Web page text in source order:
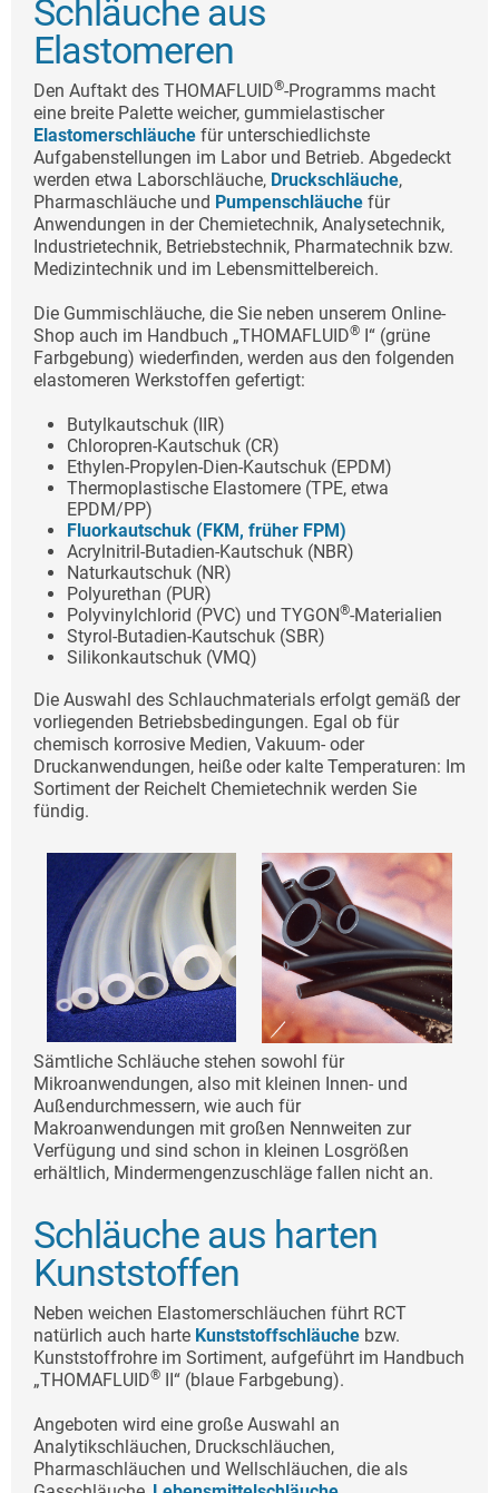
Schläuche aus
Elastomeren
Den Auftakt des THOMAFLUID®-Programms macht
eine breite Palette weicher, gummielastischer
Elastomerschläuche für unterschiedlichste
Aufgabenstellungen im Labor und Betrieb. Abgedeckt
werden etwa Laborschläuche, Druckschläuche,
Pharmaschläuche und Pumpenschläuche für
Anwendungen in der Chemietechnik, Analysetechnik,
Industrietechnik, Betriebstechnik, Pharmatechnik bzw.
Medizintechnik und im Lebensmittelbereich.
Die Gummischläuche, die Sie neben unserem Online-
Shop auch im Handbuch „THOMAFLUID® I“ (grüne
Farbgebung) wiederfinden, werden aus den folgenden
elastomeren Werkstoffen gefertigt:
Butylkautschuk (IIR)
Chloropren-Kautschuk (CR)
Ethylen-Propylen-Dien-Kautschuk (EPDM)
Thermoplastische Elastomere (TPE, etwa
EPDM/PP)
Fluorkautschuk (FKM, früher FPM)
Acrylnitril-Butadien-Kautschuk (NBR)
Naturkautschuk (NR)
Polyurethan (PUR)
Polyvinylchlorid (PVC) und TYGON®-Materialien
Styrol-Butadien-Kautschuk (SBR)
Silikonkautschuk (VMQ)
Die Auswahl des Schlauchmaterials erfolgt gemäß der
vorliegenden Betriebsbedingungen. Egal ob für
chemisch korrosive Medien, Vakuum- oder
Druckanwendungen, heiße oder kalte Temperaturen: Im
Sortiment der Reichelt Chemietechnik werden Sie
fündig.
Sämtliche Schläuche stehen sowohl für
Mikroanwendungen, also mit kleinen Innen- und
Außendurchmessern, wie auch für
Makroanwendungen mit großen Nennweiten zur
Verfügung und sind schon in kleinen Losgrößen
erhältlich, Mindermengenzuschläge fallen nicht an.
Schläuche aus harten
Kunststoffen
Neben weichen Elastomerschläuchen führt RCT
natürlich auch harte Kunststoffschläuche bzw.
Kunststoffrohre im Sortiment, aufgeführt im Handbuch
„THOMAFLUID® II“ (blaue Farbgebung).
Angeboten wird eine große Auswahl an
Analytikschläuchen, Druckschläuchen,
Pharmaschläuchen und Wellschläuchen, die als